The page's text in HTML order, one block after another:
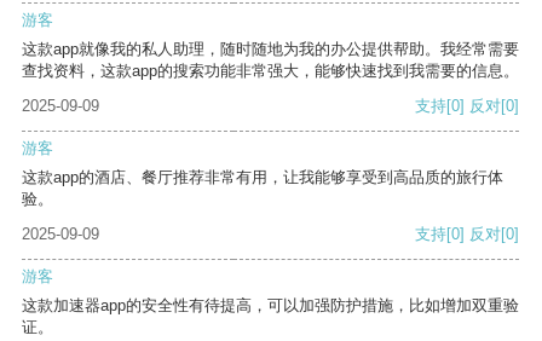
游客
这款app就像我的私人助理，随时随地为我的办公提供帮助。我经常需要
查找资料，这款app的搜索功能非常强大，能够快速找到我需要的信息。
2025-09-09
支持[0] 反对[0]
游客
这款app的酒店、餐厅推荐非常有用，让我能够享受到高品质的旅行体
验。
2025-09-09
支持[0] 反对[0]
游客
这款加速器app的安全性有待提高，可以加强防护措施，比如增加双重验
证。